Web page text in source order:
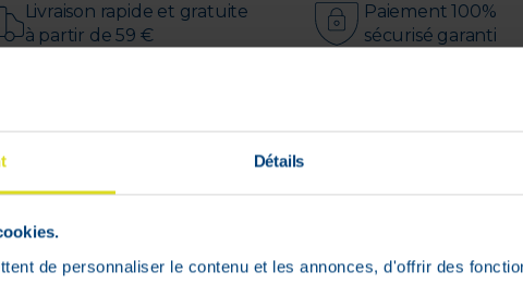
Détails
de personnaliser le contenu et les annonces, d'offrir des
Livraison rapide et gratuite
à partir de 59 €
Paiement 100%
sécurisé garanti
principalement en raison de son exposition
suivi régulier est nécessaire dès 50 ans. Il est
pas toujours présents en quantité suffisante dans les
propose la gamme PreserVision 3 :